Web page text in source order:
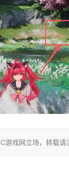
游戏网立场，转载请